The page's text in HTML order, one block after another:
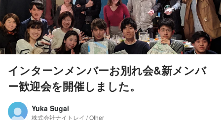
インターンメンバーお別れ会&新メンバ
ー歓迎会を開催しました。
Yuka Sugai
株式会社ナイトレイ / Other